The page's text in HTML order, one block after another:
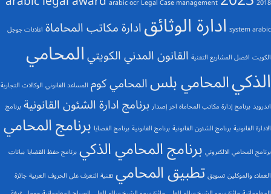
system arabic ادارة الوثائقادارة مكاتب المحاماة اعلانات جوجل
الكويت افضل المشاريع التقنية القانون المدني الكويتيالمحامي
الذكيالمحامي بلسالمحامي كوم المساعد القانوني الوكالات التجارية
اندرويدبرنامج إدارة مكاتب المحاماه اخر إصداربرنامج ادارة الشئون القانونيةبرنامج
الادارة القانونيةبرنامج الشئون القانونيةبرنامج القانونيةبرنامج القضايا برنامج المحامي
برنامج المحامي الالكتروني برنامج المحامي الذكيبرنامج حفظ القضايابيانات
العملاء والموكلينتسويقتطبيق المحاميتقنية التعرف على الحروف العربيةجائزة